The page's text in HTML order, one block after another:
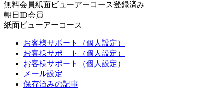
無料会員紙面ビューアーコース登録済み
朝日ID会員
紙面ビューアーコース
お客様サポート（個人設定）
お客様サポート（個人設定）
お客様サポート（個人設定）
メール設定
保存済みの記事